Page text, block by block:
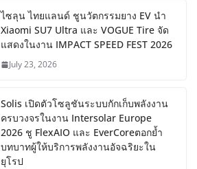
ไซลุน ไทยแลนด์ ชูนวัตกรรมยาง EV นำ
Xiaomi SU7 Ultra และ VOGUE Tire จัด
แสดงในงาน IMPACT SPEED FEST 2026
July 23, 2026
Solis เปิดตัวโซลูชันระบบกักเก็บพลังงาน
ครบวงจรในงาน Intersolar Europe
2026 ชู FlexAIO และ EverCoreตอกย้ำ
บทบาทผู้ให้บริการพลังงานอัจฉริยะใน
ยุโรป